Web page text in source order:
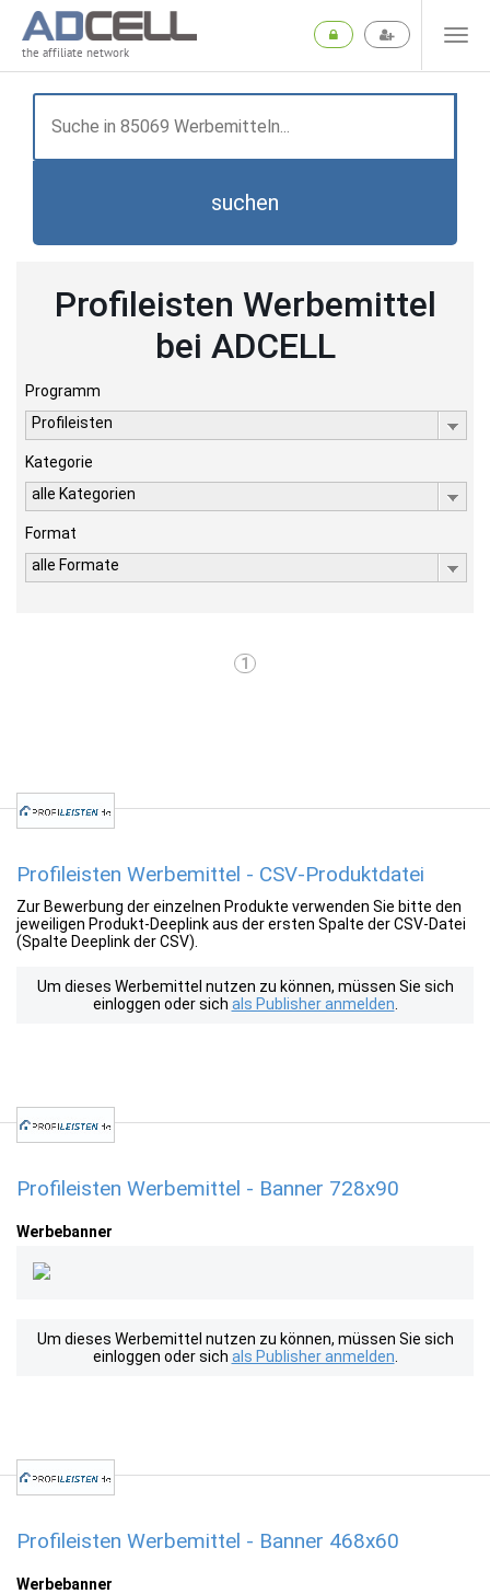
the affiliate network
suchen
Profileisten Werbemittel
bei ADCELL
Programm
Profileisten
Kategorie
alle Kategorien
Format
alle Formate
1
Profileisten Werbemittel - CSV-Produktdatei
Zur Bewerbung der einzelnen Produkte verwenden Sie bitte den
jeweiligen Produkt-Deeplink aus der ersten Spalte der CSV-Datei
(Spalte Deeplink der CSV).
Um dieses Werbemittel nutzen zu können, müssen Sie sich
einloggen oder sich als Publisher anmelden
Profileisten Werbemittel - Banner 728x90
Werbebanner
Um dieses Werbemittel nutzen zu können, müssen Sie sich
einloggen oder sich als Publisher anmelden
Profileisten Werbemittel - Banner 468x60
Werbebanner